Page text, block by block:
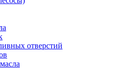
отверстий